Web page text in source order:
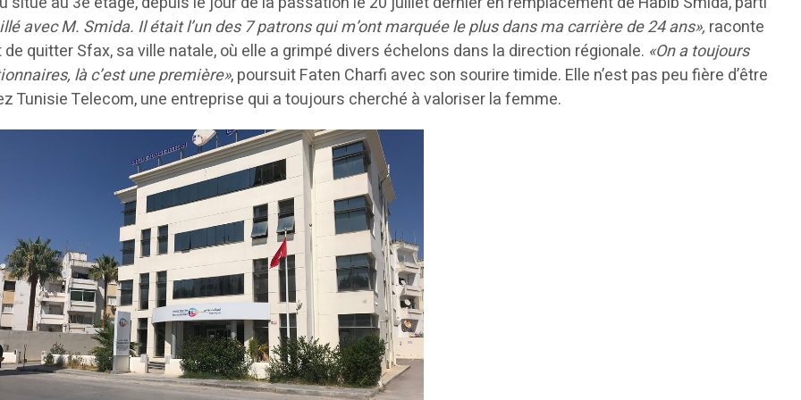
avec M. Smida. Il était l’un des 7 patrons qui m’ont marquée le plus dans ma carrière de 24 ans», raconte
quitter Sfax, sa ville natale, où elle a grimpé divers échelons dans la direction régionale. «On a toujours
là c’est une première», poursuit Faten Charfi avec son sourire timide. Elle n’est pas peu fière d’être
Tunisie Telecom, une entreprise qui a toujours cherché à valoriser la femme.